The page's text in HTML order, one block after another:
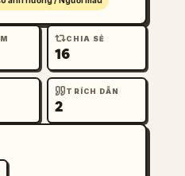
CHIA SẺ
16
TRÍCH DẪN
2